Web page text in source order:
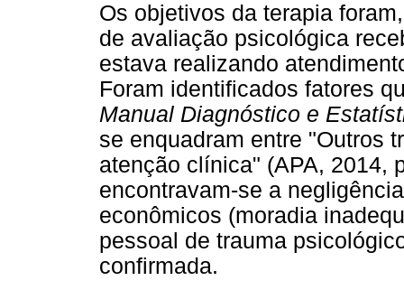
Os objetivos da terapia
de avaliação psicológica
estava realizando
Foram identificados fatores
Manual Diagnóstico e
se enquadram entre "Outros
atenção clínica" (APA, 2014,
encontravam-se a
econômicos (moradia
pessoal de trauma
confirmada.